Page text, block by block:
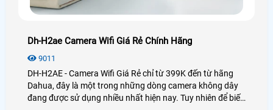
Dh-H2ae Camera Wifi Giá Rẻ Chính Hãng
9011
DH-H2AE - Camera Wifi Giá Rẻ chỉ từ 399K đến từ hãng
Dahua, đây là một trong những dòng camera không dây
đang được sử dụng nhiều nhất hiện nay. Tuy nhiên để biết